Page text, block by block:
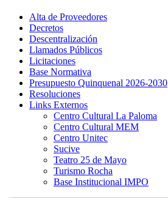
Alta de Proveedores
Decretos
Descentralización
Llamados Públicos
Licitaciones
Base Normativa
Presupuesto Quinquenal 2026-2030
Resoluciones
Links Externos
Centro Cultural La Paloma
Centro Cultural MEM
Centro Unitec
Sucive
Teatro 25 de Mayo
Turismo Rocha
Base Institucional IMPO